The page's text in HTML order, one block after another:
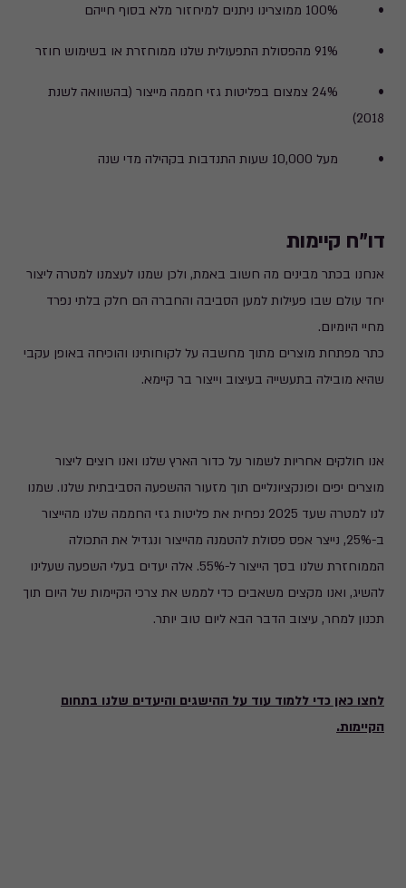
• 100% ממוצרינו ניתנים למיחזור מלא בסוף חייהם
• 91% מהפסולת התפעולית שלנו ממוחזרת או בשימוש חוזר
• 24% צמצום בפליטות גזי חממה מייצור (בהשוואה לשנת
2018)
• מעל 10,000 שעות התנדבות בקהילה מדי שנה
דו"ח קיימות
אנחנו בכתר מבינים מה חשוב באמת, ולכן שמנו לעצמנו למטרה ליצור
יחד עולם שבו פעילות למען הסביבה והחברה הם חלק בלתי נפרד
מחיי היומיום.
כתר מפתחת מוצרים מתוך מחשבה על לקוחותינו והוכיחה באופן עקבי
שהיא מובילה בתעשייה בעיצוב וייצור בר קיימא.
אנו חולקים אחריות לשמור על כדור הארץ שלנו ואנו רוצים ליצור
מוצרים יפים ופונקציונליים תוך מזעור ההשפעה הסביבתית שלנו. שמנו
לנו למטרה שעד 2025 נפחית את פליטות גזי החממה שלנו מהייצור
ב-25%, נייצר אפס פסולת להטמנה מהייצור ונגדיל את התכולה
הממוחזרת שלנו בסך הייצור ל-55%. אלה יעדים בעלי השפעה שעלינו
להשיג, ואנו מקצים משאבים כדי לממש את צרכי הקיימות של היום תוך
תכנון למחר, עיצוב הדבר הבא ליום טוב יותר.
לחצו כאן כדי ללמוד עוד על ההישגים והיעדים שלנו בתחום
הקיימות.